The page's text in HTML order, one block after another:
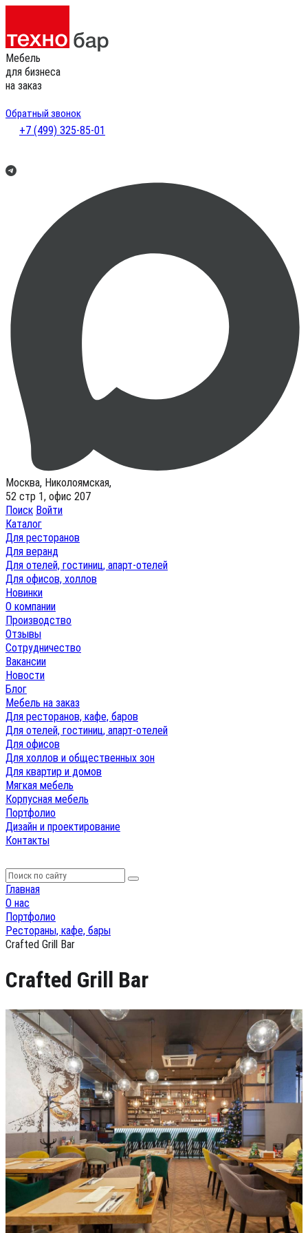
Мебель
для бизнеса
на заказ
Обратный звонок
+7 (499) 325-85-01
Москва, Николоямская,
52 стр 1, офис 207
Поиск Войти
Каталог
Для ресторанов
Для веранд
Для отелей, гостиниц, апарт-отелей
Для офисов, холлов
Новинки
О компании
Производство
Отзывы
Сотрудничество
Вакансии
Новости
Блог
Мебель на заказ
Для ресторанов, кафе, баров
Для отелей, гостиниц, апарт-отелей
Для офисов
Для холлов и общественных зон
Для квартир и домов
Мягкая мебель
Корпусная мебель
Портфолио
Дизайн и проектирование
Контакты
Главная
О нас
Портфолио
Рестораны, кафе, бары
Crafted Grill Bar
Crafted Grill Bar